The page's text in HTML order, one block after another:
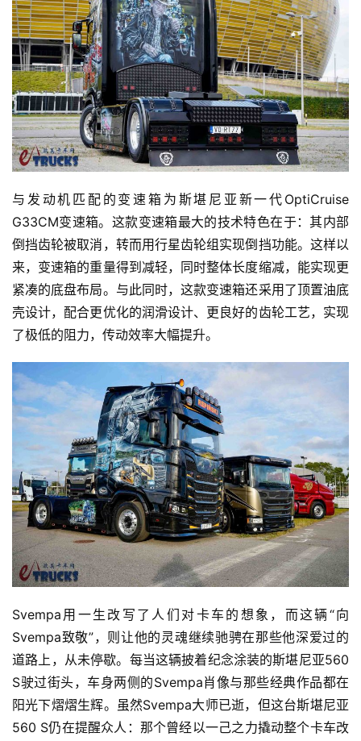
与发动机匹配的变速箱为斯堪尼亚新一代OptiCruise
G33CM变速箱。这款变速箱最大的技术特色在于：其内部
倒挡齿轮被取消，转而用行星齿轮组实现倒挡功能。这样以
来，变速箱的重量得到减轻，同时整体长度缩减，能实现更
紧凑的底盘布局。与此同时，这款变速箱还采用了顶置油底
壳设计，配合更优化的润滑设计、更良好的齿轮工艺，实现
了极低的阻力，传动效率大幅提升。
Svempa用一生改写了人们对卡车的想象，而这辆“向
Svempa致敬”，则让他的灵魂继续驰骋在那些他深爱过的
道路上，从未停歇。每当这辆披着纪念涂装的斯堪尼亚560
S驶过街头，车身两侧的Svempa肖像与那些经典作品都在
阳光下熠熠生辉。虽然Svempa大师已逝，但这台斯堪尼亚
560 S仍在提醒众人：那个曾经以一己之力撬动整个卡车改